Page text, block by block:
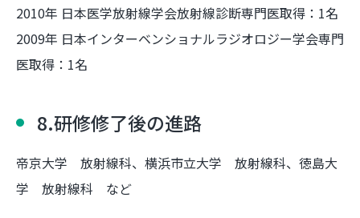
2010年 日本医学放射線学会放射線診断専門医取得：1名
2009年 日本インターベンショナルラジオロジー学会専門
医取得：1名
8.研修修了後の進路
帝京大学 放射線科、横浜市立大学 放射線科、徳島大
学 放射線科 など